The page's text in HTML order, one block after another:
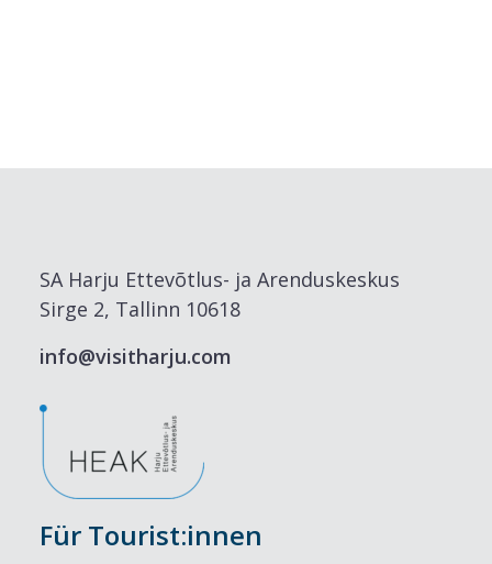
SA Harju Ettevõtlus- ja Arenduskeskus
Sirge 2, Tallinn 10618
info@visitharju.com
Für Tourist:innen